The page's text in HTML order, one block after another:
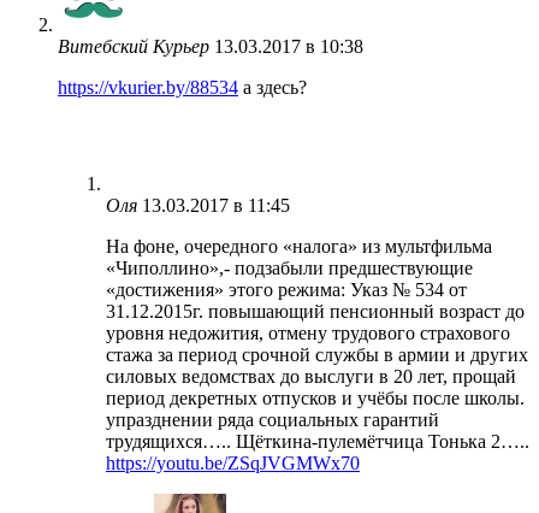
Витебский Курьер 13.03.2017 в 10:38
https://vkurier.by/88534 а здесь?
Оля 13.03.2017 в 11:45
На фоне, очередного «налога» из мультфильма
«Чиполлино»,- подзабыли предшествующие
«достижения» этого режима: Указ № 534 от
31.12.2015г. повышающий пенсионный возраст до
уровня недожития, отмену трудового страхового
стажа за период срочной службы в армии и других
силовых ведомствах до выслуги в 20 лет, прощай
период декретных отпусков и учёбы после школы.
упразднении ряда социальных гарантий
трудящихся….. Щёткина-пулемётчица Тонька 2…..
https://youtu.be/ZSqJVGMWx70